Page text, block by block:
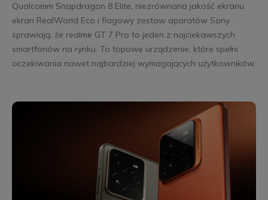
Qualcomm Snapdragon 8 Elite, niezrównana jakość ekranu
ekran RealWorld Eco i flagowy zestaw aparatów Sony
sprawiają, że realme GT 7 Pro to jeden z najciekawszych
smartfonów na rynku. To topowe urządzenie, które spełni
oczekiwania nawet najbardziej wymagających użytkowników.